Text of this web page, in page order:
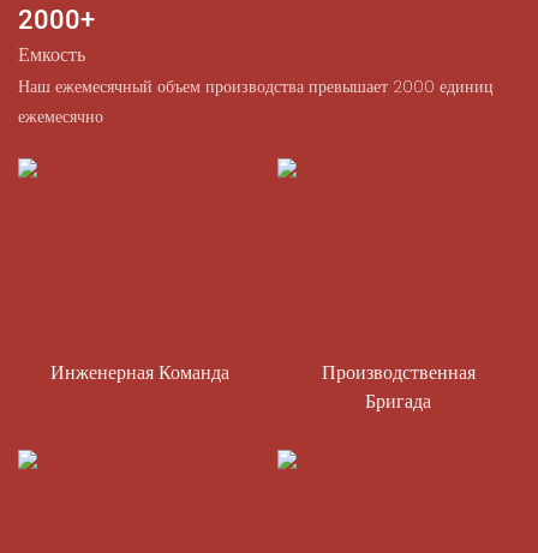
2000+
Емкость
Наш ежемесячный объем производства превышает 2000 единиц
ежемесячно
Инженерная Команда
Производственная
Бригада